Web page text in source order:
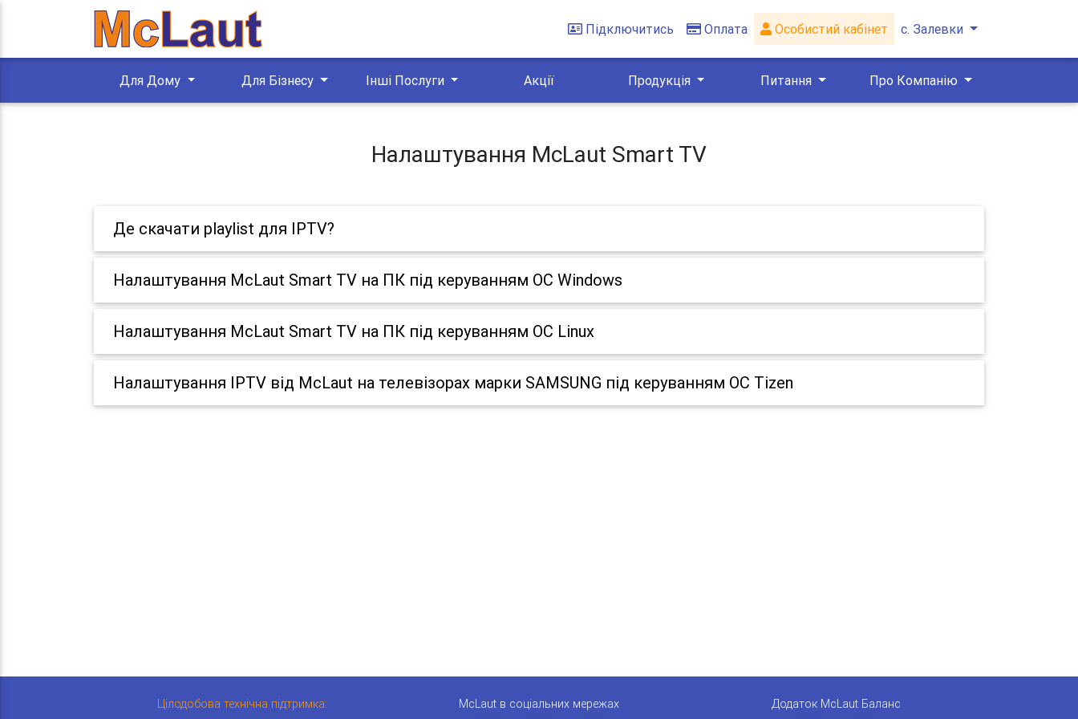
Підключитись Оплата Особистий кабінет с. Залевки
Для Дому Для Бізнесу Інші Послуги Акції Продукція Питання Про Компанію
Налаштування McLaut Smart TV
Де скачати playlist для IPTV?
Налаштування McLaut Smart TV на ПК під керуванням ОС Windows
Налаштування McLaut Smart TV на ПК під керуванням ОС Linux
Налаштування IPTV від McLaut на телевізорах марки SAMSUNG під керуванням ОС Tizen
Цілодобова технічна підтримка: McLaut в соціальних мережах Додаток McLaut Баланс